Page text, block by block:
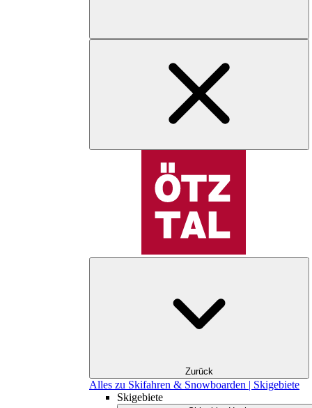
Zurück
Alles zu Skifahren & Snowboarden | Skigebiete
Skigebiete